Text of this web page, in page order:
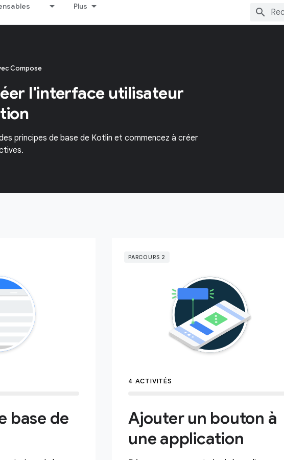
Plus
Compose
l'interface utilisateur
principes de base de Kotlin et commencez à créer
base de
PARCOURS 2
4 ACTIVITÉS
Ajouter un bouton à
une application